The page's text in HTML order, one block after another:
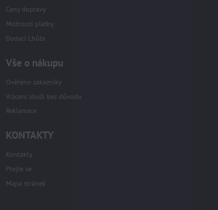
Ceny dopravy
Možnosti platby
Dodací Lhůta
Vše o nákupu
Ověřeno zákazníky
Vrácení zboží bez důvodu
Reklamace
KONTAKTY
Kontakty
Ptejte se
Mapa stránek